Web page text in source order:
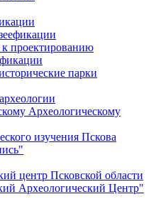
проектированию
парки
Археологическому
изучения Пскова
центр Псковской области
Археологический Центр"